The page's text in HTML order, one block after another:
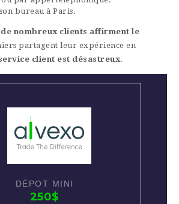
bureau à Paris.
de nombreux clients affirment le
partagent leur expérience en
client est désastreux.
250$